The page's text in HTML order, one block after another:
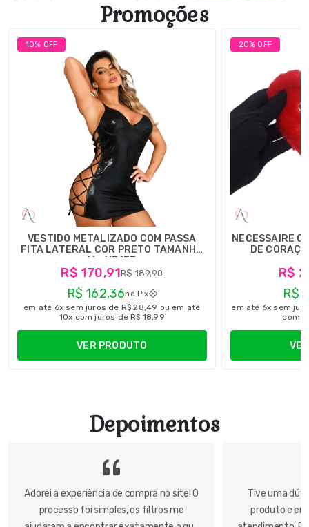
Promoções
10% OFF
VESTIDO METALIZADO COM PASSA
FITA LATERAL COR PRETO TAMANHO
M - Y7133
R$ 170,91R$ 189,90
R$ 162,36no Pix
em até 6x sem juros de R$ 28,49 ou em até
10x com juros de R$ 18,99
VER PRODUTO
20% OFF
NECESSAIRE
DE
R$
R$
em até 6x sem
com
Depoimentos
Adorei a experiência de compra no site! O
processo foi simples, os filtros me
Tive uma
produto e